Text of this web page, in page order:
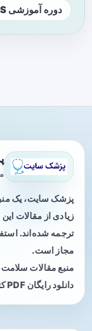
دوره آموزشی ATLS
پزشک سایت، یک
زیادی از مقالات
ترجمه شده‌اند.
مجاز است.
منبع مقالات
دانلود رایگان PDF کتاب‌های پزشکی.